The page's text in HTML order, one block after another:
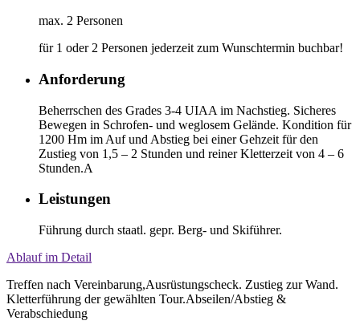
max. 2 Personen
für 1 oder 2 Personen jederzeit zum Wunschtermin buchbar!
Anforderung
Beherrschen des Grades 3-4 UIAA im Nachstieg. Sicheres
Bewegen in Schrofen- und weglosem Gelände. Kondition für
1200 Hm im Auf und Abstieg bei einer Gehzeit für den
Zustieg von 1,5 – 2 Stunden und reiner Kletterzeit von 4 – 6
Stunden.A
Leistungen
Führung durch staatl. gepr. Berg- und Skiführer.
Ablauf im Detail
Treffen nach Vereinbarung,Ausrüstungscheck. Zustieg zur Wand.
Kletterführung der gewählten Tour.Abseilen/Abstieg &
Verabschiedung